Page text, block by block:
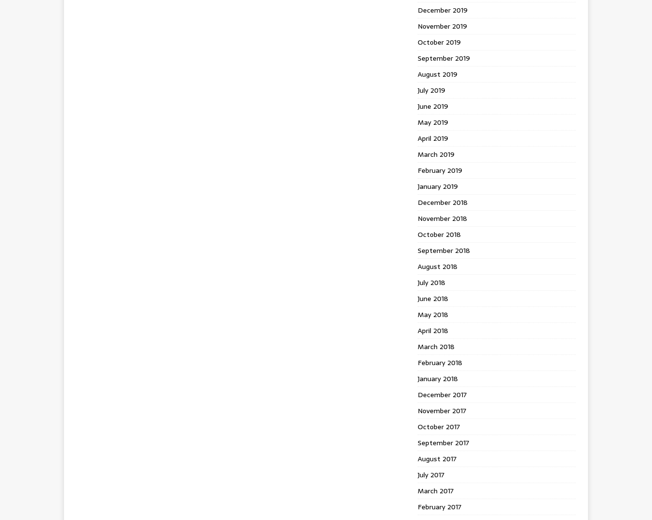
December 2019
November 2019
October 2019
September 2019
August 2019
July 2019
June 2019
May 2019
April 2019
March 2019
February 2019
January 2019
December 2018
November 2018
October 2018
September 2018
August 2018
July 2018
June 2018
May 2018
April 2018
March 2018
February 2018
January 2018
December 2017
November 2017
October 2017
September 2017
August 2017
July 2017
March 2017
February 2017